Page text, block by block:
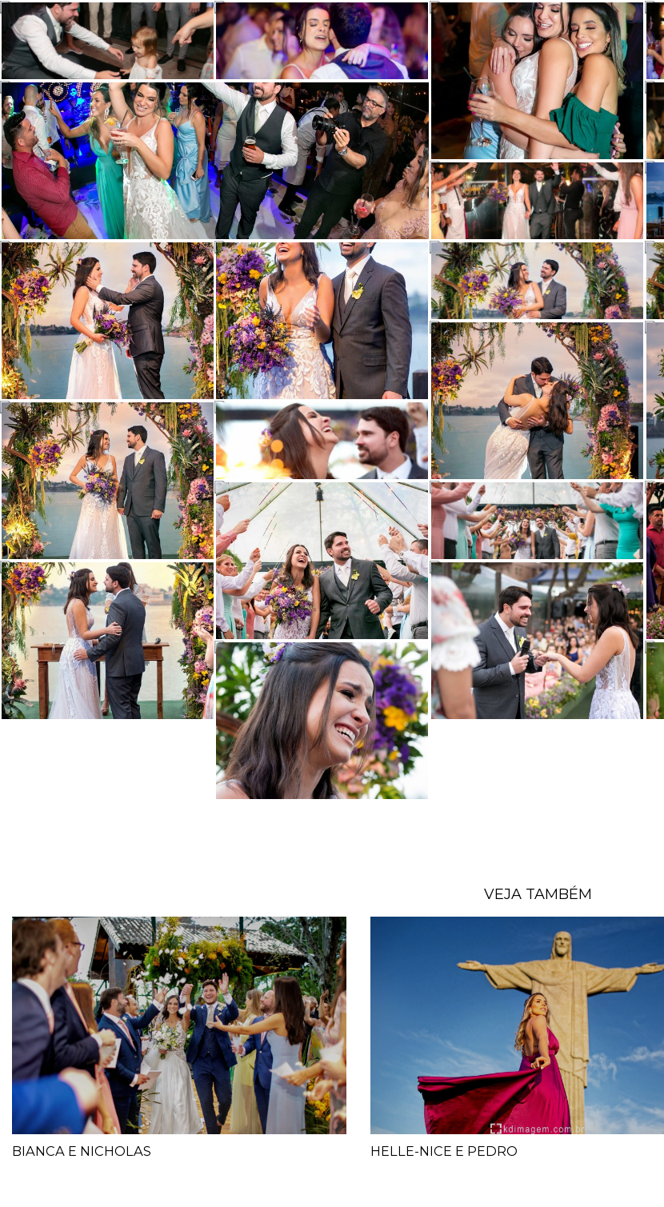
VEJA TAMBÉM
BIANCA E NICHOLAS HELLE-NICE E PEDRO